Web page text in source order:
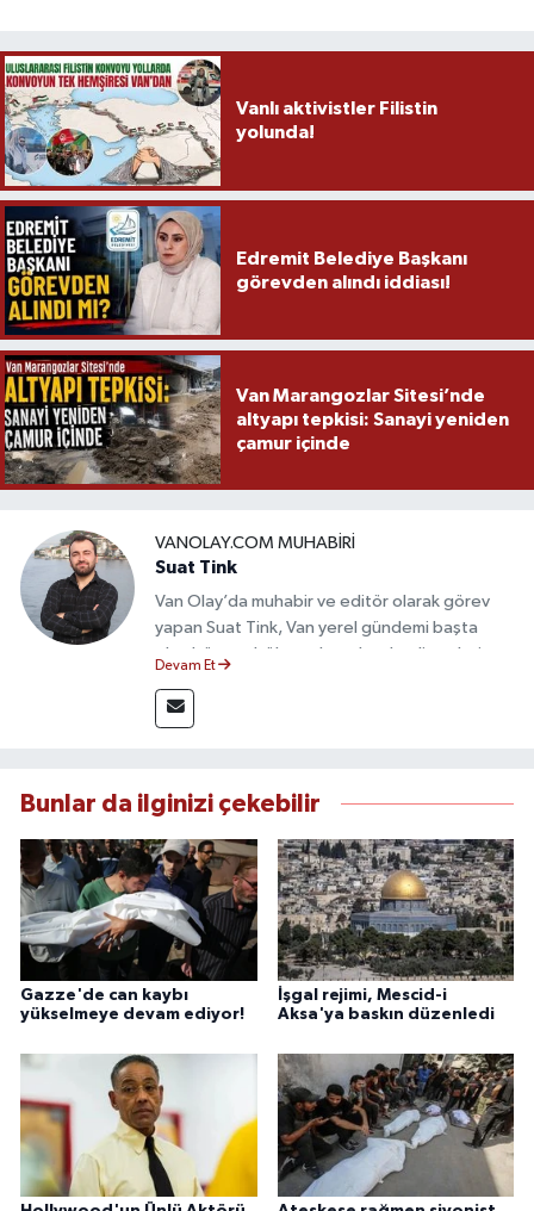
Vanlı aktivistler Filistin
yolunda!
Edremit Belediye Başkanı
görevden alındı iddiası!
Van Marangozlar Sitesi’nde
altyapı tepkisi: Sanayi yeniden
çamur içinde
VANOLAY.COM MUHABIRI
Suat Tink
Van Olay’da muhabir ve editör olarak görev
yapan Suat Tink, Van yerel gündemi başta
olmak üzere bölgesel ve ulusal gelişmeleri
mezunu olan Tink, sahadan edindiği bilgilerle
doğruluk, tarafsızlık ve etik ilkeler
Devam Et
Bunlar da ilginizi çekebilir
Gazze'de can kaybı
yükselmeye devam ediyor!
İşgal rejimi, Mescid-i
Aksa'ya baskın düzenledi